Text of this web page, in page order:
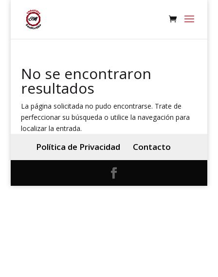
No se encontraron
resultados
La página solicitada no pudo encontrarse. Trate de
perfeccionar su búsqueda o utilice la navegación para
localizar la entrada.
Política de Privacidad Contacto